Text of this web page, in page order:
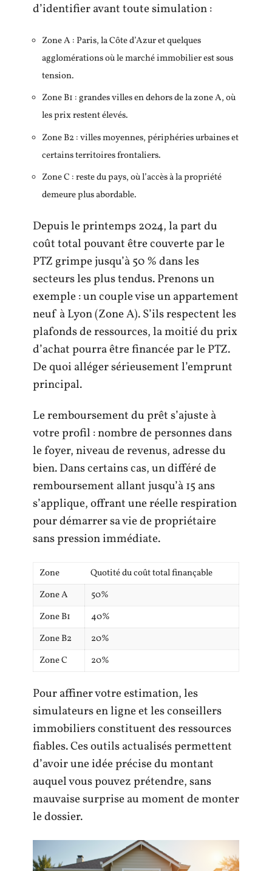
d’identifier avant toute simulation :
Zone A : Paris, la Côte d’Azur et quelques
agglomérations où le marché immobilier est sous
tension.
Zone B1 : grandes villes en dehors de la zone A, où
les prix restent élevés.
Zone B2 : villes moyennes, périphéries urbaines et
certains territoires frontaliers.
Zone C : reste du pays, où l’accès à la propriété
demeure plus abordable.
Depuis le printemps 2024, la part du
coût total pouvant être couverte par le
PTZ grimpe jusqu’à 50 % dans les
secteurs les plus tendus. Prenons un
exemple : un couple vise un appartement
neuf à Lyon (Zone A). S’ils respectent les
plafonds de ressources, la moitié du prix
d’achat pourra être financée par le PTZ.
De quoi alléger sérieusement l’emprunt
principal.
Le remboursement du prêt s’ajuste à
votre profil : nombre de personnes dans
le foyer, niveau de revenus, adresse du
bien. Dans certains cas, un différé de
remboursement allant jusqu’à 15 ans
s’applique, offrant une réelle respiration
pour démarrer sa vie de propriétaire
sans pression immédiate.
Zone
Quotité du coût total finançable
Zone A
50%
Zone B1
40%
Zone B2
20%
Zone C
20%
Pour affiner votre estimation, les
simulateurs en ligne et les conseillers
immobiliers constituent des ressources
fiables. Ces outils actualisés permettent
d’avoir une idée précise du montant
auquel vous pouvez prétendre, sans
mauvaise surprise au moment de monter
le dossier.